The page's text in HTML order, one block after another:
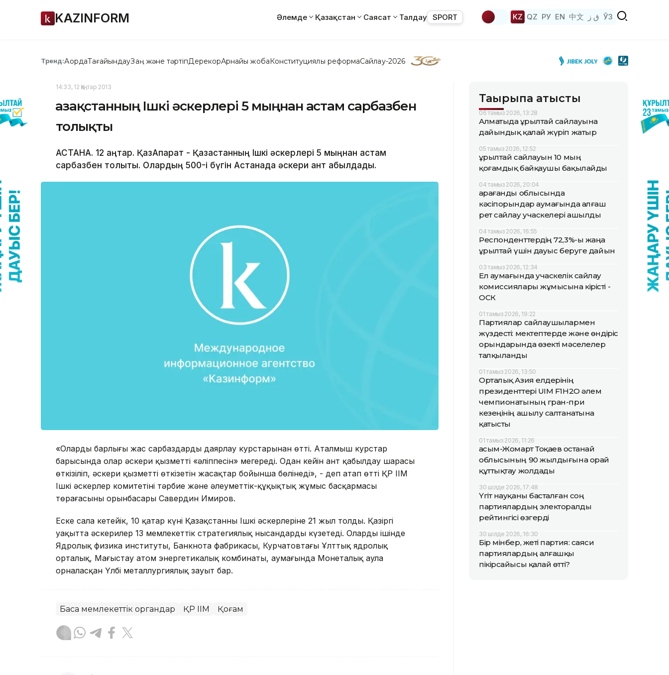
KAZINFORM Әлемде Қазақстан Саясат Талдау SPORT KZ QZ РУ EN 中文 ق ز ЎЗ
Тренд:АқордаТағайындауЗаң және тәртіпДерекқорАрнайы жобаКонституциялық реформаСайлау-2026
14:33, 12 Қаңтар 2013
Қазақстанның Ішкі әскерлері 5 мыңнан астам сарбазбен
толықты
АСТАНА. 12 қаңтар. ҚазАқпарат - Қазақстанның Ішкі әскерлері 5 мыңнан астам
сарбазбен толықты. Олардың 500-і бүгін Астанада әскери ант қабылдады.
«Олардың барлығы жас сарбаздарды даярлау курстарынан өтті. Аталмыш курстар
барысында олар әскери қызметтің «әліппесін» меңгереді. Одан кейін ант қабылдау шарасы
өткізіліп, әскери қызметті өткізетін жасақтар бойынша бөлінеді», - деп атап өтті ҚР ІІМ
Ішкі әскерлер комитетінің тәрбие және әлеуметтік-құқықтық жұмыс басқармасы
төрағасының орынбасары Савердин Имиров.
Еске сала кетейік, 10 қаңтар күні Қазақстанның Ішкі әскерлеріне 21 жыл толды. Қазіргі
уақытта әскерилер 13 мемлекеттік стратегиялық нысандарды күзетеді. Олардың ішінде
Ядролық физика институты, Банкнота фабрикасы, Курчатовтағы Ұлттық ядролық
орталық, Маңғыстау атом энергетикалық комбинаты, аумағында Монеталық аула
орналасқан Үлбі металлургиялық зауыт бар.
Басқа мемлекеттік органдар ҚР ІІМ Қоғам
Тақырыпқа қатысты
06 тамыз 2026, 13:28
Алматыда Құрылтай сайлауына
дайындық қалай жүріп жатыр
05 тамыз 2026, 12:52
Құрылтай сайлауын 10 мың
қоғамдық байқаушы бақылайды
04 тамыз 2026, 20:04
Қарағанды облысында
кәсіпорындар аумағында алғаш
рет сайлау учаскелері ашылды
04 тамыз 2026, 16:55
Респонденттердің 72,3%-ы жаңа
Құрылтай үшін дауыс беруге дайын
03 тамыз 2026, 12:34
Ел аумағында учаскелік сайлау
комиссиялары жұмысына кірісті -
ОСК
01 тамыз 2026, 19:22
Партиялар сайлаушылармен
жүздесті: мектептерде және өндіріс
орындарында өзекті мәселелер
талқыланды
01 тамыз 2026, 13:50
Орталық Азия елдерінің
президенттері UIM F1H2O әлем
чемпионатының гран-при
кезеңінің ашылу салтанатына
қатысты
01 тамыз 2026, 11:26
Қасым-Жомарт Тоқаев Қостанай
облысының 90 жылдығына орай
құттықтау жолдады
30 шілде 2026, 17:48
Үгіт науқаны басталған соң
партиялардың электоралды
рейтингісі өзгерді
30 шілде 2026, 16:30
Бір мінбер, жеті партия: саяси
партиялардың алғашқы
пікірсайысы қалай өтті?